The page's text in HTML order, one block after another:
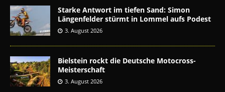
Starke Antwort im tiefen Sand: Simon
Längenfelder stürmt in Lommel aufs Podest
3. August 2026
Bielstein rockt die Deutsche Motocross-
Meisterschaft
3. August 2026